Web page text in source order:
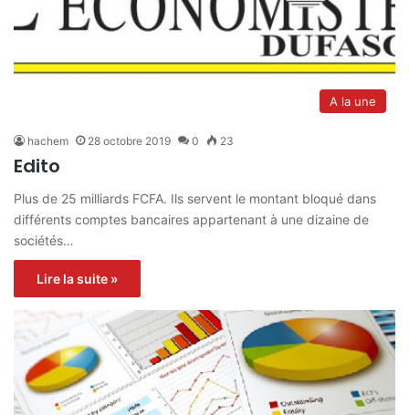
A la une
hachem 28 octobre 2019 0 23
Edito
Plus de 25 milliards FCFA. Ils servent le montant bloqué dans
différents comptes bancaires appartenant à une dizaine de
sociétés…
Lire la suite »